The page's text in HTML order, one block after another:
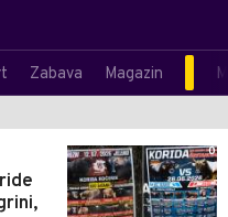
Zabava Magazin
0